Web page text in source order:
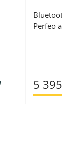
Perfeo
5